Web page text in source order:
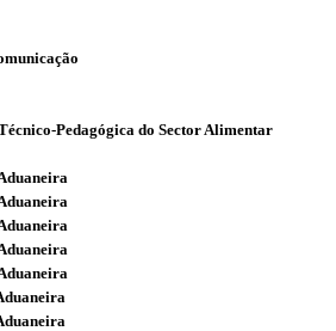
Pedagógica do Sector Alimentar